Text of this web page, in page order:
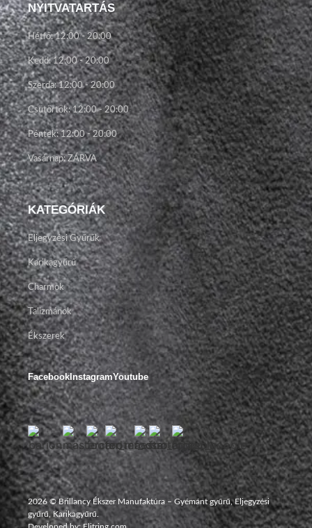
NYITVATARTÁS
Hétfő: 12:00 - 20:00
Kedd: 12:00 - 20:00
Szerda: 12:00 - 20:00
Csütörtök: 12:00 - 20:00
Péntek: 12:00 - 20:00
Vasárnap: ZÁRVA
KATEGÓRIÁK
Eljegyzési Gyűrűk
Karikagyűrű
Charmok
Talizmánok
Ékszerek
FacebookInstagramYoutube
2026 © Brillancy Ékszer Manufaktúra – Gyémánt gyűrű, Eljegyzési
gyűrű, Karikagyűrű.